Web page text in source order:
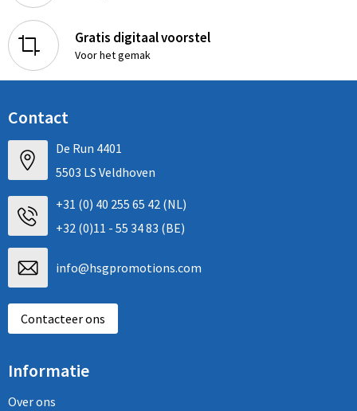
Gratis digitaal voorstel
Voor het gemak
Contact
De Run 4401
5503 LS Veldhoven
+31 (0) 40 255 65 42 (NL)
+32 (0)11 - 55 34 83 (BE)
info@hsgpromotions.com
Contacteer ons
Informatie
Over ons